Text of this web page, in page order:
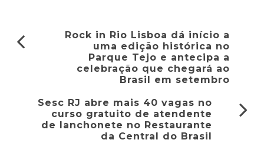
Rock in Rio Lisboa dá início a
uma edição histórica no
Parque Tejo e antecipa a
celebração que chegará ao
Brasil em setembro
Sesc RJ abre mais 40 vagas no
curso gratuito de atendente
de lanchonete no Restaurante
da Central do Brasil